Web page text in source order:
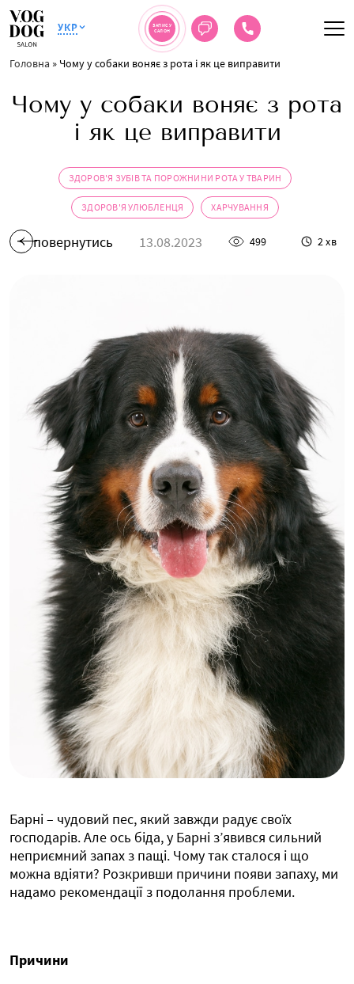
УКР
ЗАПИС У
САЛОН
Головна » Чому у собаки воняє з рота і як це виправити
Чому у собаки воняє з рота
і як це виправити
ЗДОРОВ'Я ЗУБІВ ТА ПОРОЖНИНИ РОТА У ТВАРИН
ЗДОРОВ'Я УЛЮБЛЕНЦЯ ХАРЧУВАННЯ
повернутись 13.08.2023 499 2 хв
Барні – чудовий пес, який завжди радує своїх
господарів. Але ось біда, у Барні з’явився сильний
неприємний запах з пащі. Чому так сталося і що
можна вдіяти? Розкривши причини появи запаху, ми
надамо рекомендації з подолання проблеми.
Причини